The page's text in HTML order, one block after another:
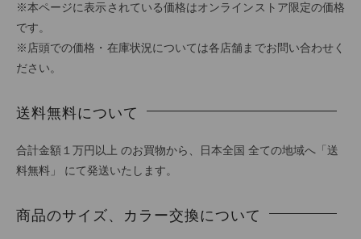
※本ページに表示されている価格はオンラインストア限定の価格
です。
※店頭での価格・在庫状況については各店舗までお問い合わせく
ださい。
送料無料について
合計金額１万円以上 のお買物から、日本全国 全ての地域へ「送
料無料」 にて発送いたします。
商品のサイズ、カラー交換について